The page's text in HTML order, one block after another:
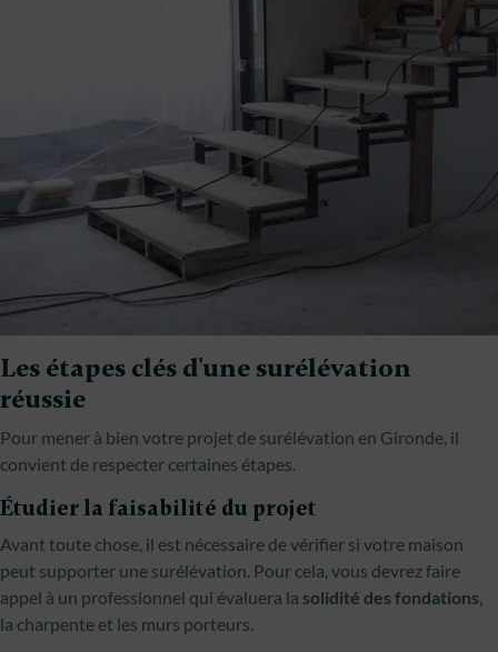
Les étapes clés d'une surélévation
réussie
Pour mener à bien votre projet de surélévation en Gironde, il
convient de respecter certaines étapes.
Étudier la faisabilité du projet
Avant toute chose, il est nécessaire de vérifier si votre maison
peut supporter une surélévation. Pour cela, vous devrez faire
appel à un professionnel qui évaluera la solidité des fondations,
la charpente et les murs porteurs.